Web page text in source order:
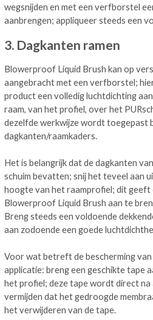
wegsnijden en met een verfborstel
aanbrengen; appliqueer steeds een
3. Dagkanten ramen
Blowerproof Liquid Brush kan op
aangebracht met een verfborstel;
product een volledig luchtdichting
raam, van het profiel, over het
dezelfde werkwijze wordt toegepast
dagkanten/raamkaders.
Het is belangrijk dat de dagkanten
schuim bevatten; snij het teveel aan
hoogte van het raamprofiel; dit geeft
Blowerproof Liquid Brush aan te
Breng steeds een voldoende
aan zodoende een goede
Voor wat betreft de bescherming
applicatie: breng een geschikte tape
het profiel; deze tape wordt direct
vermijden dat het gedroogde
het verwijderen van de tape.